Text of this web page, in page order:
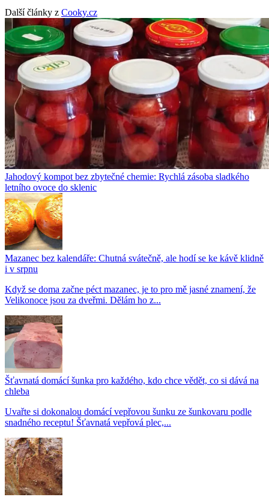
Další články z Cooky.cz
Jahodový kompot bez zbytečné chemie: Rychlá zásoba sladkého
letního ovoce do sklenic
Mazanec bez kalendáře: Chutná svátečně, ale hodí se ke kávě klidně
i v srpnu
Když se doma začne péct mazanec, je to pro mě jasné znamení, že
Velikonoce jsou za dveřmi. Dělám ho z...
Šťavnatá domácí šunka pro každého, kdo chce vědět, co si dává na
chleba
Uvařte si dokonalou domácí vepřovou šunku ze šunkovaru podle
snadného receptu! Šťavnatá vepřová plec,...